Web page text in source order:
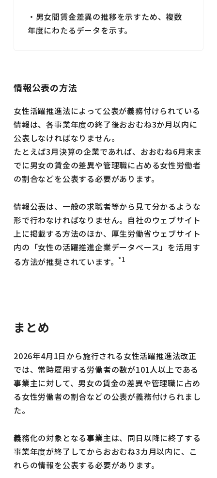
・男女間賃金差異の推移を示すため、複数
年度にわたるデータを示す。
情報公表の方法
女性活躍推進法によって公表が義務付けられている
情報は、各事業年度の終了後おおむね3か月以内に
公表しなければなりません。
たとえば3月決算の企業であれば、おおむね6月末ま
でに男女の賃金の差異や管理職に占める女性労働者
の割合などを公表する必要があります。
情報公表は、一般の求職者等から見て分かるような
形で行わなければなりません。自社のウェブサイト
上に掲載する方法のほか、厚生労働省ウェブサイト
内の「女性の活躍推進企業データベース」を活用す
る方法が推奨されています。 *1
まとめ
2026年4月1日から施行される女性活躍推進法改正
では、常時雇用する労働者の数が101人以上である
事業主に対して、男女の賃金の差異や管理職に占め
る女性労働者の割合などの公表が義務付けられまし
た。
義務化の対象となる事業主は、同日以降に終了する
事業年度が終了してからおおむね3カ月以内に、こ
れらの情報を公表する必要があります。